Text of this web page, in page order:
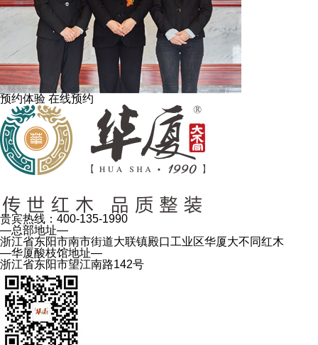
预约体验 在线预约
贵宾热线： 400-135-1990
—总部地址—
浙江省东阳市南市街道大联镇殿口工业区华厦大不同红木
—华厦酸枝馆地址—
浙江省东阳市望江南路142号